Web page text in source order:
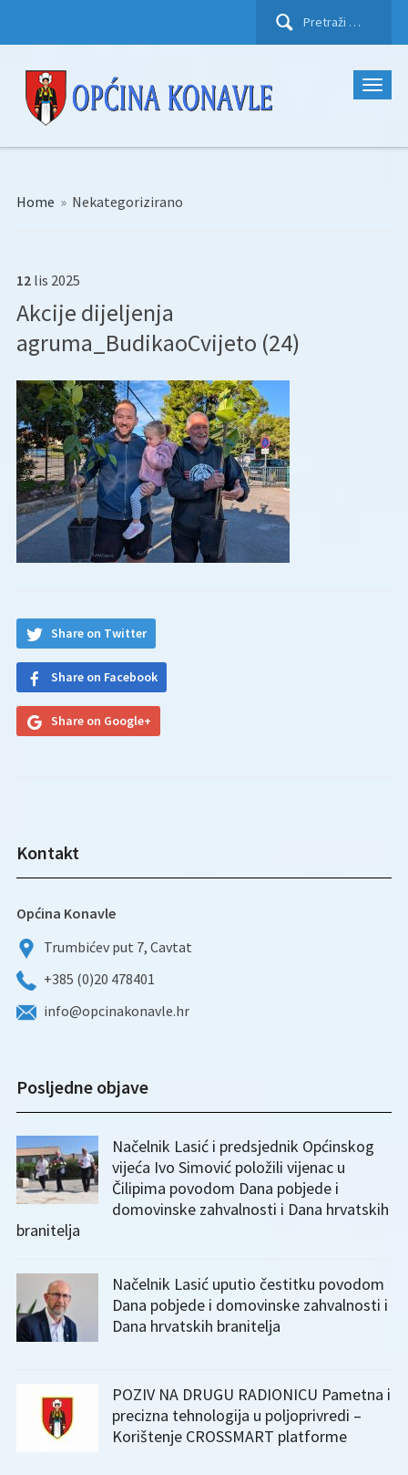
Pretraži:
Home » Nekategorizirano
12 lis 2025
Akcije dijeljenja
agruma_BudikaoCvijeto (24)
Share on Twitter
Share on Facebook
Share on Google+
Kontakt
Općina Konavle
Trumbićev put 7, Cavtat
+385 (0)20 478401
info@opcinakonavle.hr
Posljedne objave
Načelnik Lasić i predsjednik Općinskog
vijeća Ivo Simović položili vijenac u
Čilipima povodom Dana pobjede i
domovinske zahvalnosti i Dana hrvatskih
branitelja
Načelnik Lasić uputio čestitku povodom
Dana pobjede i domovinske zahvalnosti i
Dana hrvatskih branitelja
POZIV NA DRUGU RADIONICU Pametna i
precizna tehnologija u poljoprivredi –
Korištenje CROSSMART platforme